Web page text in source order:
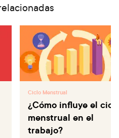
Ciclo Menstrual
¿Cómo influye el
menstrual en el
trabajo?